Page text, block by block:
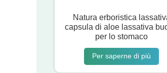
Natura erboristica
capsula di aloe lassativa
per lo stomaco
Per saperne di più